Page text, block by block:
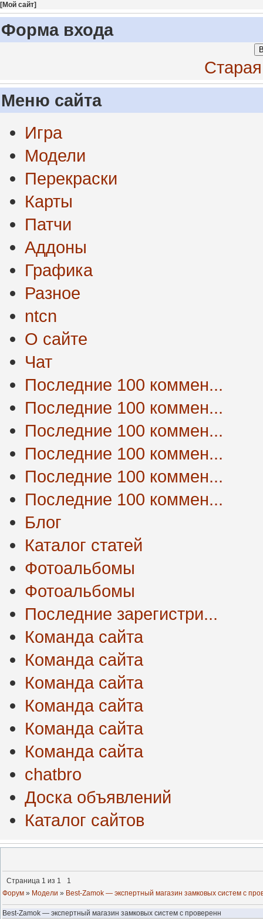
[Мой сайт]
Форма входа
Меню сайта
Игра
Модели
Перекраски
Карты
Патчи
Аддоны
Графика
Разное
ntcn
О сайте
Чат
Последние 100 коммен...
Последние 100 коммен...
Последние 100 коммен...
Последние 100 коммен...
Последние 100 коммен...
Последние 100 коммен...
Блог
Каталог статей
Фотоальбомы
Фотоальбомы
Последние зарегистри...
Команда сайта
Команда сайта
Команда сайта
Команда сайта
Команда сайта
Команда сайта
chatbro
Доска объявлений
Каталог сайтов
Страница 1 из 1
1
Форум » Модели » Best-Zamok — экспертный магазин замковых систем с
Best-Zamok — экспертный магазин замковых систем с проверенн